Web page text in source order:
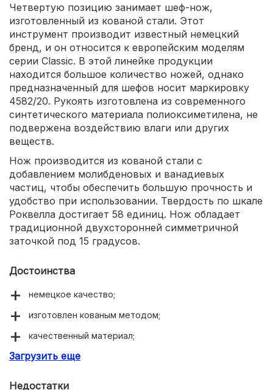
Четвертую позицию занимает шеф-нож,
изготовленный из кованой стали. Этот
инструмент производит известный немецкий
бренд, и он относится к европейским моделям
серии Classic. В этой линейке продукции
находится большое количество ножей, однако
предназначенный для шефов носит маркировку
4582/20. Рукоять изготовлена из современного
синтетического материала полиоксиметилена, не
подвержена воздействию влаги или других
веществ.
Нож производится из кованой стали с
добавлением молибденовых и ванадиевых
частиц, чтобы обеспечить большую прочность и
удобство при использовании. Твердость по шкале
Роквелла достигает 58 единиц. Нож обладает
традиционной двухсторонней симметричной
заточкой под 15 градусов.
Достоинства
немецкое качество;
изготовлен кованым методом;
качественный материал;
удобен в использовании.
Загрузить еще
Недостатки